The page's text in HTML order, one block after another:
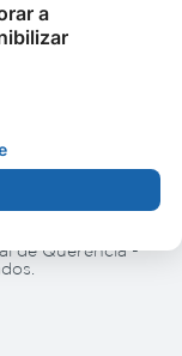
Ciência e
de Querência -
a